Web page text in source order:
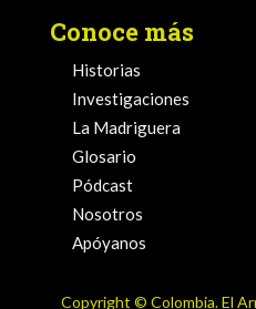
Conoce más
Historias
Investigaciones
La Madriguera
Glosario
Pódcast
Nosotros
Apóyanos
Copyright ©️ Colombia. El